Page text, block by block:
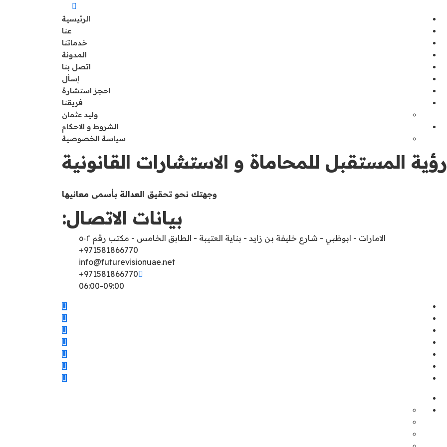
الرئيسية
عنا
خدماتنا
المدونة
اتصل بنا
إسأل
احجز استشارة
فريقنا
وليد عثمان
الشروط و الاحكام
سياسة الخصوصية
رؤية المستقبل للمحاماة و الاستشارات القانونية
وجهتك نحو تحقيق العدالة بأسمى معانيها
بيانات الاتصال:
الامارات - ابوظبي - شارع خليفة بن زايد - بناية العتيبة - الطابق الخامس - مكتب رقم ٥٠٢
971581866770+
info@futurevisionuae.net
971581866770+
06:00-09:00